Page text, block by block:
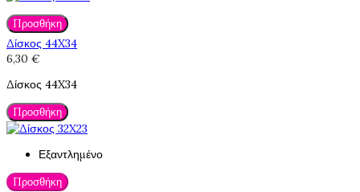
Προσθήκη
Δίσκος 44X34
6,30 €
Δίσκος 44X34
Προσθήκη
Εξαντλημένο
Προσθήκη